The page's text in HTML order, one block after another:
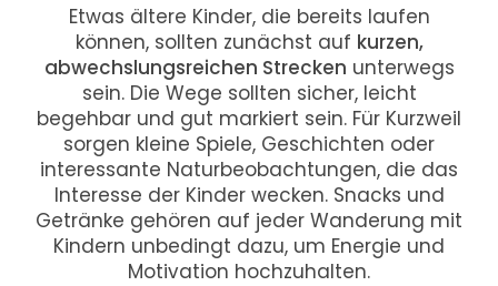
Etwas ältere Kinder, die bereits laufen
können, sollten zunächst auf kurzen,
abwechslungsreichen Strecken unterwegs
sein. Die Wege sollten sicher, leicht
begehbar und gut markiert sein. Für Kurzweil
sorgen kleine Spiele, Geschichten oder
interessante Naturbeobachtungen, die das
Interesse der Kinder wecken. Snacks und
Getränke gehören auf jeder Wanderung mit
Kindern unbedingt dazu, um Energie und
Motivation hochzuhalten.